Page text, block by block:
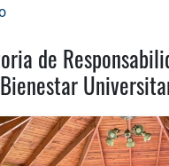
de
Bienestar